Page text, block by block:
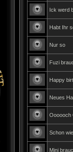
Ick werd
Habt Ihr
Nur so
Fuzi
Happy
Neues
Oooooch
Schon
Mini